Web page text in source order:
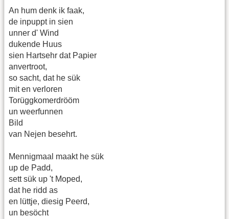
An hum denk ik faak,
de inpuppt in sien
unner d' Wind
dukende Huus
sien Hartsehr dat Papier
anvertroot,
so sacht, dat he sük
mit en verloren
Torüggkomerdrööm
un weerfunnen
Bild
van Nejen besehrt.
Mennigmaal maakt he sük
up de Padd,
sett sük up 't Moped,
dat he ridd as
en lüttje, diesig Peerd,
un besöcht